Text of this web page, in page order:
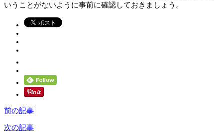
いうことがないように事前に確認しておきましょう。
前の記事
次の記事